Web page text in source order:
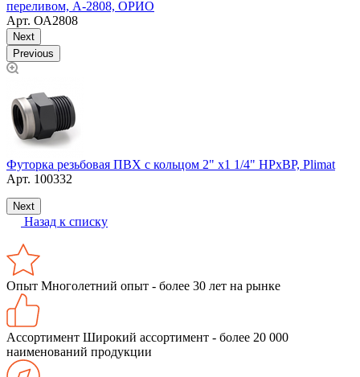
переливом, А-2808, ОРИО
Арт. ОА2808
Next
Previous
Футорка резьбовая ПВХ с кольцом 2" х1 1/4" НРхВР, Plimat
Арт. 100332
Next
Назад к списку
Опыт Многолетний опыт - более 30 лет на рынке
Ассортимент Широкий ассортимент - более 20 000
наименований продукции